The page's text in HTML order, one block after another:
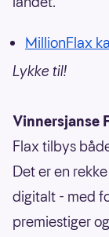
MillionFlax
Lykke til!
Vinnersjanse
Flax tilbys
Det er en
digitalt - med
premiestiger